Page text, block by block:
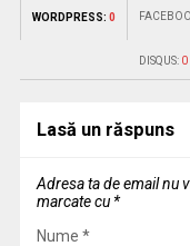
WORDPRESS: 0
DISQUS: 0
Lasă un răspuns
Adresa ta de email nu
marcate cu *
Nume *